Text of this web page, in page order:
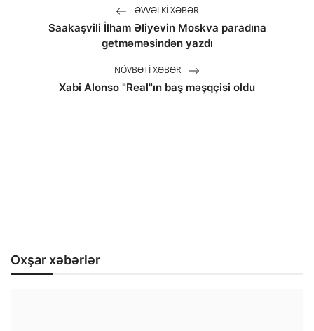
ƏVVƏLKI XƏBƏR
Saakaşvili İlham Əliyevin Moskva paradına
getməməsindən yazdı
NÖVBƏTI XƏBƏR
Xabi Alonso "Real"ın baş məşqçisi oldu
Oxşar xəbərlər